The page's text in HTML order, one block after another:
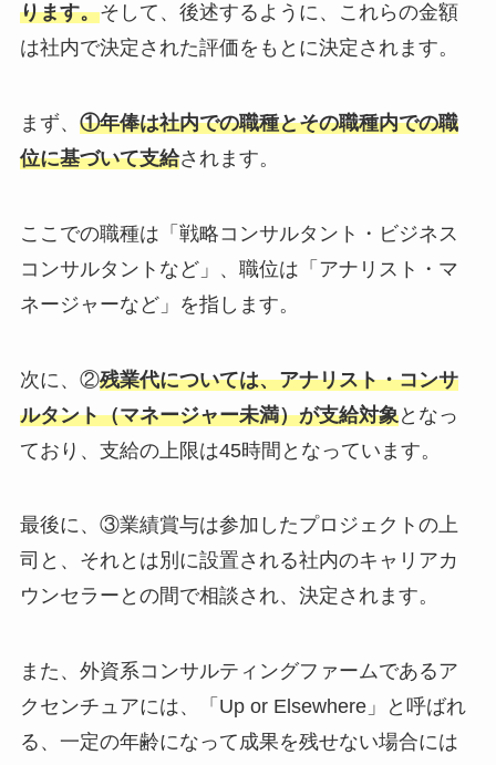
ります。そして、後述するように、これらの金額
は社内で決定された評価をもとに決定されます。
まず、 ①年俸は社内での職種とその職種内での職
位に基づいて支給されます。
ここでの職種は「戦略コンサルタント・ビジネス
コンサルタントなど」、職位は「アナリスト・マ
ネージャーなど」を指します。
次に、②残業代については、アナリスト・コンサ
ルタント（マネージャー未満）が支給対象となっ
ており、支給の上限は45時間となっています。
最後に、③業績賞与は参加したプロジェクトの上
司と、それとは別に設置される社内のキャリアカ
ウンセラーとの間で相談され、決定されます。
また、外資系コンサルティングファームであるア
クセンチュアには、「Up or Elsewhere」と呼ばれ
る、一定の年齢になって成果を残せない場合には